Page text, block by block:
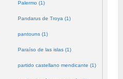
Palermo (1)
Pandarus de Troya (1)
pantouns (1)
Paraíso de las islas (1)
partido castellano mendicante (1)